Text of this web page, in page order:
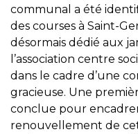
communal a été
des courses à Saint-
désormais dédié aux
l’association centre
dans le cadre d’une
gracieuse. Une
conclue pour
renouvellement de